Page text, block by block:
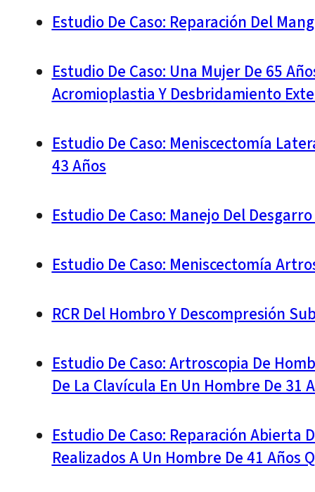
Estudio De Caso: Reparación Del
Estudio De Caso: Una Mujer De 65
Acromioplastia Y Desbridamiento
Estudio De Caso: Meniscectomía
43 Años
Estudio De Caso: Manejo Del
Estudio De Caso: Meniscectomía
RCR Del Hombro Y Descompresión
Estudio De Caso: Artroscopia De
De La Clavícula En Un Hombre De 31
Estudio De Caso: Reparación Abierta
Realizados A Un Hombre De 41 Años